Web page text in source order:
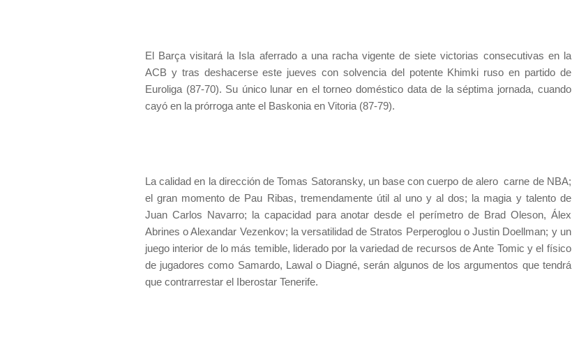
El Barça visitará la Isla aferrado a una racha vigente de siete victorias consecutivas en la
ACB y tras deshacerse este jueves con solvencia del potente Khimki ruso en partido de
Euroliga (87-70). Su único lunar en el torneo doméstico data de la séptima jornada, cuando
cayó en la prórroga ante el Baskonia en Vitoria (87-79).
La calidad en la dirección de Tomas Satoransky, un base con cuerpo de alero carne de NBA;
el gran momento de Pau Ribas, tremendamente útil al uno y al dos; la magia y talento de
Juan Carlos Navarro; la capacidad para anotar desde el perímetro de Brad Oleson, Álex
Abrines o Alexandar Vezenkov; la versatilidad de Stratos Perperoglou o Justin Doellman; y un
juego interior de lo más temible, liderado por la variedad de recursos de Ante Tomic y el físico
de jugadores como Samardo, Lawal o Diagné, serán algunos de los argumentos que tendrá
que contrarrestar el Iberostar Tenerife.